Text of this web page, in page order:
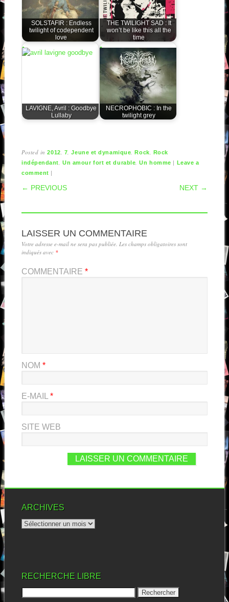
SOLSTAFIR : Endless
twilight of codependent
love
THE TWILIGHT SAD : It
won’t be like this all the
time
LAVIGNE, Avril : Goodbye
Lullaby
NECROPHOBIC : In the
twilight grey
Posted in2012 7 ,Jeune et dynamique ,Rock
Rock
indépendant
,Un amour fort et durable ,Un homme | Leave a
comment |
POST NAVIGATION
← PREVIOUS NEXT →
LAISSER UN COMMENTAIRE
Votre adresse e-mail ne sera pas publiée. Les champs obligatoires sont
indiqués avec *
COMMENTAIRE *
NOM *
E-MAIL *
SITE WEB
ARCHIVES
RECHERCHE LIBRE